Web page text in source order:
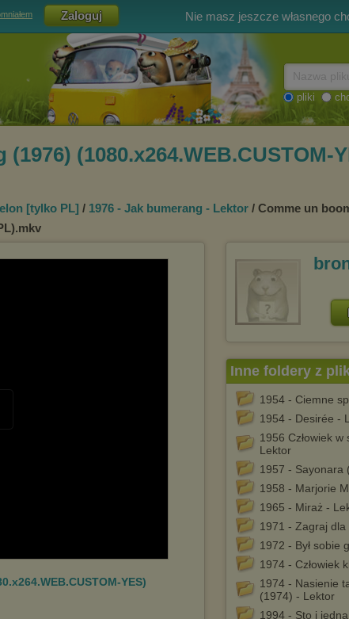
Nie masz jeszcze własnego
pliki
(1080.x264.WEB.CUSTOM-
[tylko PL] / 1976 - Jak bumerang - Lektor / Comme un
YES)
Inne foldery z
1954 - Ciemne
1954 - Desirée -
1956 Człowiek
Lektor
1957 - Sayonara
1958 - Marjorie
1965 - Miraż -
1971 - Zagraj
1972 - Był sobie
1974 - Człowiek
1974 - Nasienie
(1974) - Lektor
1994 - Sto i